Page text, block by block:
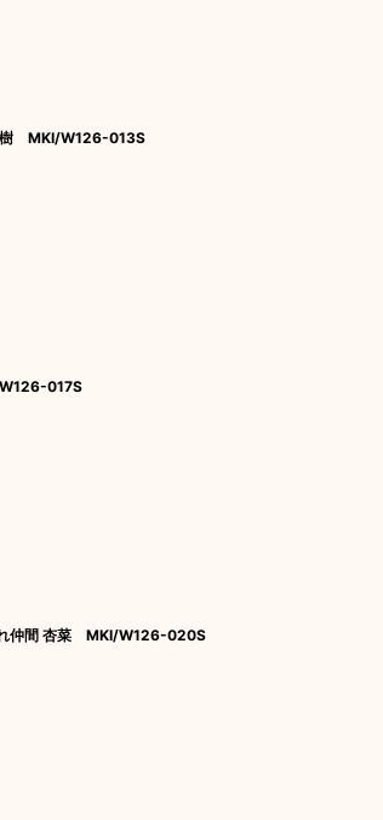
樹 MKI/W126-013S
017S
れ仲間 杏菜 MKI/W126-020S